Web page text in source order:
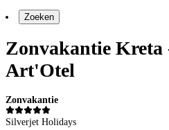
Zoeken
Zonvakantie Kreta
Art'Otel
Zonvakantie
Silverjet Holidays